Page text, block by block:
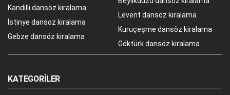
Kandilli dansöz kiralama
İstinye dansoz kiralama
Gebze dansöz kiralama
Levent dansöz kiralama
Kuruçeşme dansöz kiralama
Göktürk dansöz kiralama
KATEGORILER